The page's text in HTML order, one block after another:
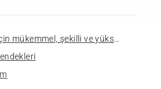
Küçük açılımlar için mükemmel,